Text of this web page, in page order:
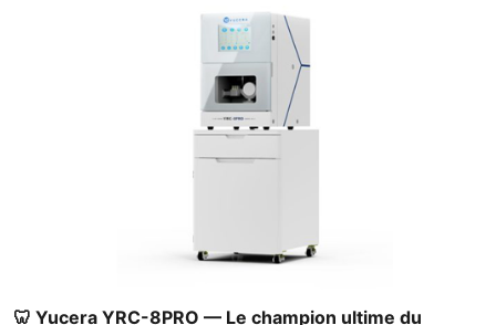
🦷 Yucera YRC-8PRO — Le champion ultime du